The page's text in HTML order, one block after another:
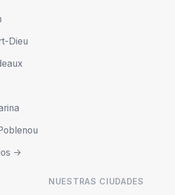
Dieu
->
NUESTRAS CIUDADES